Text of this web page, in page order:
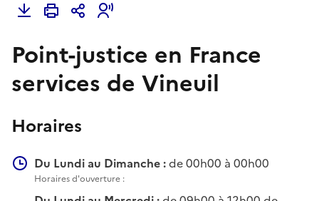
Point-justice en France
services de Vineuil
Horaires
Du Lundi au Dimanche :de 00h00 à 00h00
Horaires d'ouverture :